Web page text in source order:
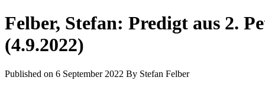
Felber, Stefan: Predigt aus 2.
(4.9.2022)
Published on 6 September 2022 By Stefan Felber